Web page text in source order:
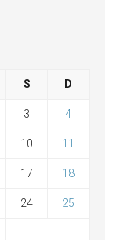
S D
3 4
10 11
17 18
24 25